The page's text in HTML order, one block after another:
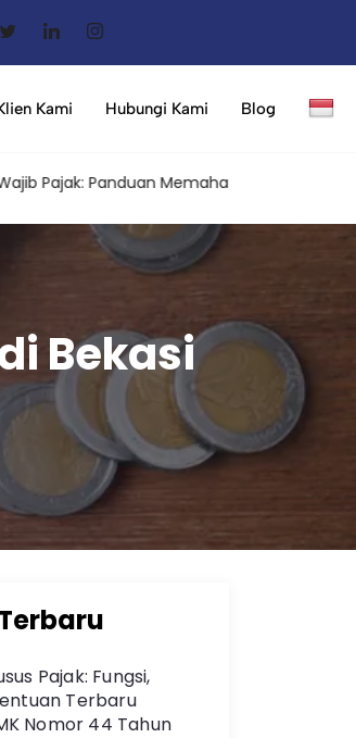
Kami Hubungi Kami Blog
Panduan Memahami Aturan Terbaru dan
Bekasi
Pajak: Fungsi,
Terbaru
Nomor 44 Tahun